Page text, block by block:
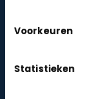
Voorkeuren
Statistieken
Stel een
je